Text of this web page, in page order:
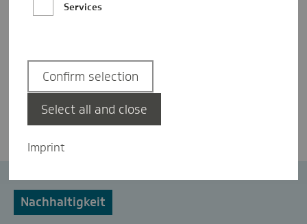
Dr. Sarah Elena Windolph-Lübben
Nachhaltigkeit
Services
Imprint
Confirm selection
Select all and close